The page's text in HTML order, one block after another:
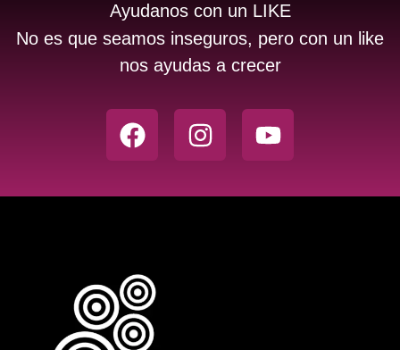
Ayudanos con un LIKE
No es que seamos inseguros, pero con un like
nos ayudas a crecer